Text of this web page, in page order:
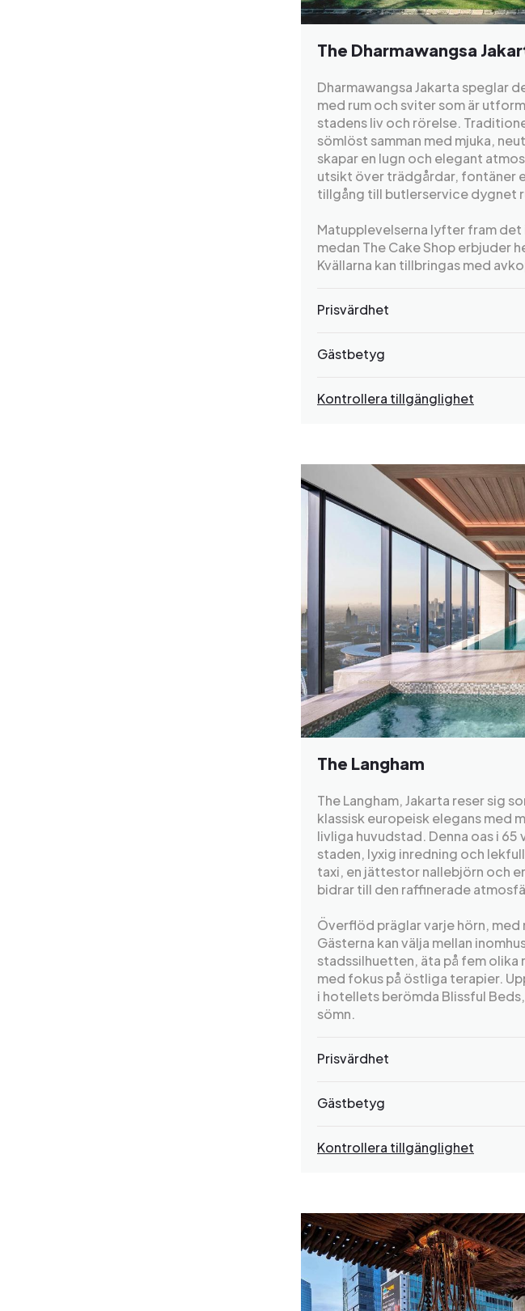
The Dharmawangsa
Dharmawangsa Jakarta speglar
med rum och sviter som är
stadens liv och rörelse.
sömlöst samman med mjuka,
skapar en lugn och elegant
utsikt över trädgårdar, fontäner
tillgång till butlerservice dygnet
Matupplevelserna lyfter fram
medan The Cake Shop erbjuder
Kvällarna kan tillbringas med
Prisvärdhet
Gästbetyg
Kontrollera tillgänglighet
The Langham
The Langham, Jakarta reser sig
klassisk europeisk elegans med
livliga huvudstad. Denna oas i
staden, lyxig inredning och
taxi, en jättestor nallebjörn och
bidrar till den raffinerade
Överflöd präglar varje hörn,
Gästerna kan välja mellan
stadssilhuetten, äta på fem olika
med fokus på östliga terapier.
i hotellets berömda Blissful
sömn.
Prisvärdhet
Gästbetyg
Kontrollera tillgänglighet